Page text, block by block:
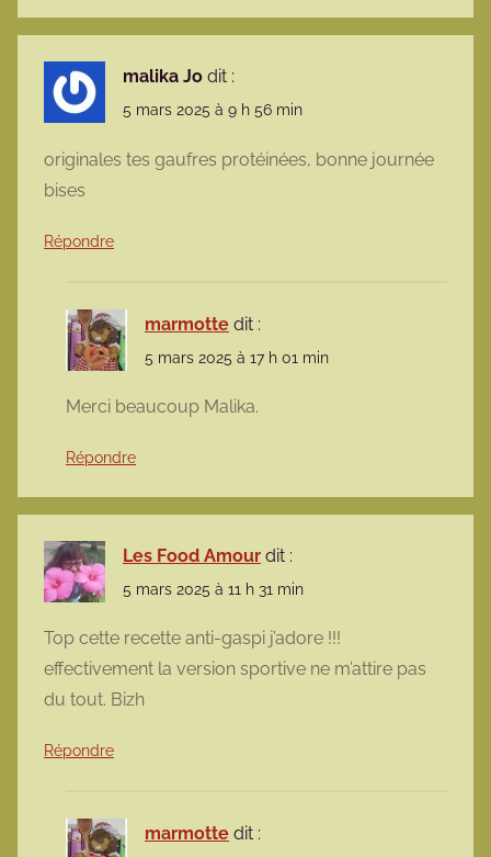
malika Jo dit :
5 mars 2025 à 9 h 56 min
originales tes gaufres protéinées, bonne journée
bises
Répondre
marmotte dit :
5 mars 2025 à 17 h 01 min
Merci beaucoup Malika.
Répondre
Les Food Amour dit :
5 mars 2025 à 11 h 31 min
Top cette recette anti-gaspi j’adore !!!
effectivement la version sportive ne m’attire pas
du tout. Bizh
Répondre
marmotte dit :